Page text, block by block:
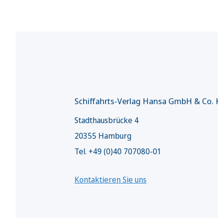
Schiffahrts-Verlag Hansa GmbH & Co.
Stadthausbrücke 4
20355 Hamburg
Tel. +49 (0)40 707080-01
Kontaktieren Sie uns